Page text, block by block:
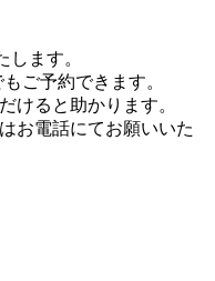
ます。
ご予約できます。
けると助かります。
お電話にてお願いいた